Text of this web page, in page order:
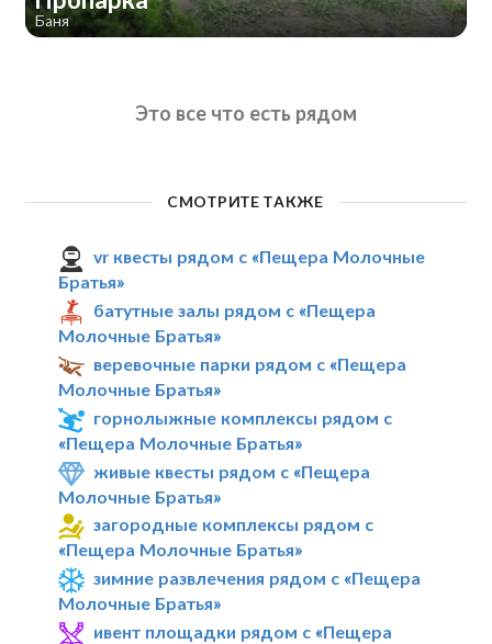
Баня
Это все что есть рядом
СМОТРИТЕ ТАКЖЕ
vr квесты рядом с «Пещера Молочные
Братья»
батутные залы рядом с «Пещера
Молочные Братья»
веревочные парки рядом с «Пещера
Молочные Братья»
горнолыжные комплексы рядом с
«Пещера Молочные Братья»
живые квесты рядом с «Пещера
Молочные Братья»
загородные комплексы рядом с
«Пещера Молочные Братья»
зимние развлечения рядом с «Пещера
Молочные Братья»
ивент площадки рядом с «Пещера